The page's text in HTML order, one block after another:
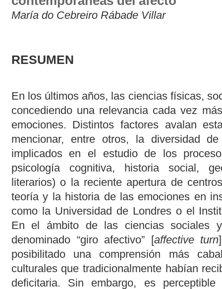
María do Cebreiro Rábade Villar
RESUMEN
En los últimos años, las ciencias físicas,
concediendo una relevancia cada vez
emociones. Distintos factores avalan
mencionar, entre otros, la diversidad
implicados en el estudio de los
psicología cognitiva, historia social,
literarios) o la reciente apertura de
teoría y la historia de las emociones en
como la Universidad de Londres o el
En el ámbito de las ciencias sociales
denominado “giro afectivo” [affective turn
posibilitado una comprensión más
culturales que tradicionalmente habían
deficitaria. Sin embargo, es